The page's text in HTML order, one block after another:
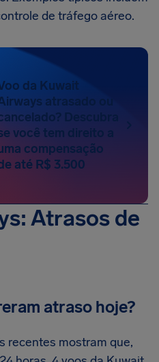
de tráfego aéreo.
da Kuwait
atrasado ou
Descubra
você tem direito a
compensação
até R$ 3.500
Atrasos de
atraso hoje?
recentes mostram que,